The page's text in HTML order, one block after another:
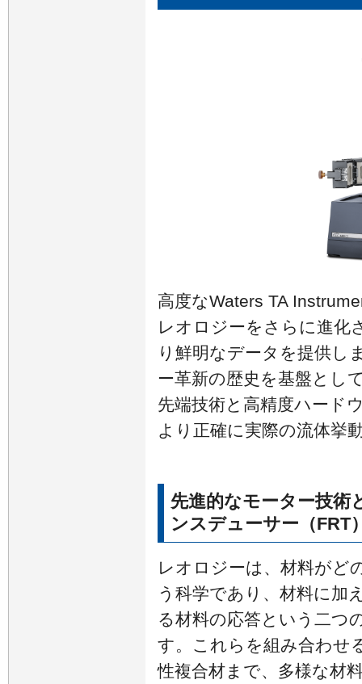
高度なWaters TA
レオロジーをさらに進化
り鮮明なデータを提供し
ー革新の歴史を基盤とし
先端技術と高精度ハード
より正確に実際の流体挙
先進的なモーター技術
ンスデューサー（FRT
レオロジーは、材料がど
う科学であり、材料に加
る材料の応答という二つ
す。これらを組み合わせ
性複合材まで、多様な材